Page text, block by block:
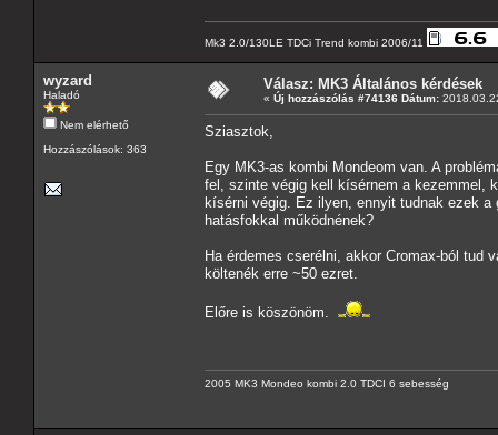
Mk3 2.0/130LE TDCi Trend kombi 2006/11
wyzard
Haladó
Nem elérhető
Hozzászólások: 363
Válasz: MK3 Általános kérdések
« Új hozzászólás #74136 Dátum:
Sziasztok,
Egy MK3-as kombi Mondeom van. A
fel, szinte végig kell kísérnem a kezemmel,
kísérni végig. Ez ilyen, ennyit tudnak ezek
hatásfokkal működnének?
Ha érdemes cserélni, akkor Cromax-ból tud
költenék erre ~50 ezret.
Előre is köszönöm.
2005 MK3 Mondeo kombi 2.0 TDCI 6 sebesség